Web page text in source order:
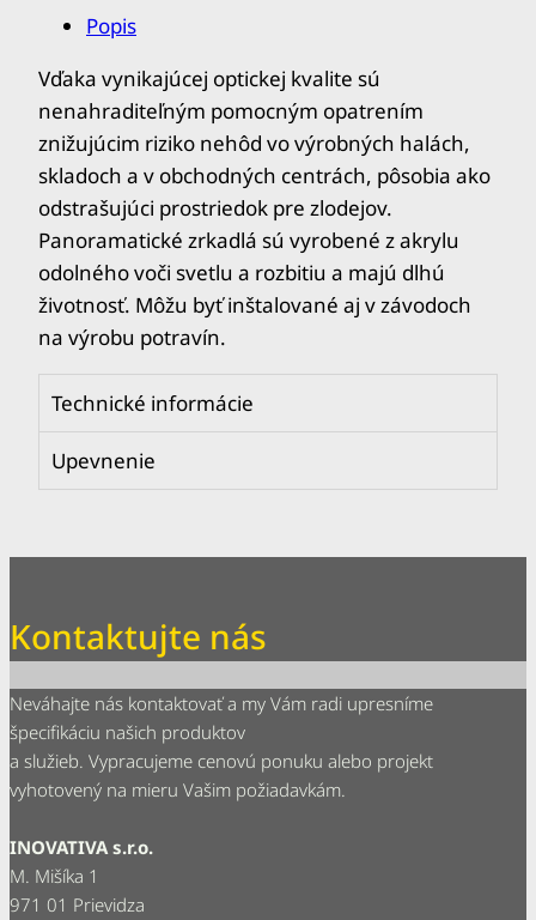
Popis
Vďaka vynikajúcej optickej kvalite sú
nenahraditeľným pomocným opatrením
znižujúcim riziko nehôd vo výrobných halách,
skladoch a v obchodných centrách, pôsobia ako
odstrašujúci prostriedok pre zlodejov.
Panoramatické zrkadlá sú vyrobené z akrylu
odolného voči svetlu a rozbitiu a majú dlhú
životnosť. Môžu byť inštalované aj v závodoch
na výrobu potravín.
Technické informácie
Upevnenie
Kontaktujte nás
Neváhajte nás kontaktovať a my Vám radi upresníme
špecifikáciu našich produktov
a služieb. Vypracujeme cenovú ponuku alebo projekt
vyhotovený na mieru Vašim požiadavkám.
INOVATIVA s.r.o.
M. Mišíka 1
971 01 Prievidza